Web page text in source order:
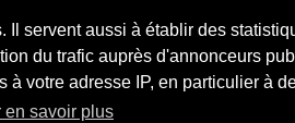
servent aussi à établir des
du trafic auprès d'annonceurs
votre adresse IP, en particulier à
en savoir plus